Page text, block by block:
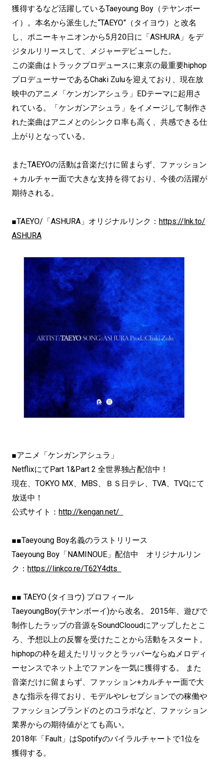
獲得するなど活躍しているTaeyoung Boy（テヤンボー
イ）。本名から派生した“TAEYO”（タイヨウ）と改名
し、ポニーキャニオンから5月20日に「ASHURA」をデ
ジタルリリースして、メジャーデビューした。
この楽曲はトラックプロデュースに東京の最重要hiphop
プロデューサーであるChaki Zuluを迎えており、現在放
映中のアニメ「ケンガンアシュラ」EDテーマに起用さ
れている。「ケンガンアシュラ」をイメージして制作さ
れた楽曲はアニメとのシンクロ率も高く、共感できる仕
上がりとなっている。
またTAEYOの活動は音楽だけに留まらず、ファッション
＋カルチャー面で大きな支持を得ており、今後の活躍が
期待される。
■TAEYO/「ASHURA」オリジナルリンク： https://lnk.to/
ASHURA
■アニメ「ケンガンアシュラ」
NetflixにてPart 1&Part 2 全世界独占配信中！
現在、TOKYO MX、MBS、ＢＳ日テレ、TVA、TVQにて
放送中！
公式サイト： http://kengan.net/
■■Taeyoung Boy名義のラストリリース
Taeyoung Boy「NAMINOUE」配信中 オリジナルリン
ク： https://linkco.re/T62Y4dts
■■ TAEYO (タイヨウ) プロフィール
TaeyoungBoy(テヤンボーイ)から改名。 2015年、遊びで
制作したラップの音源をSoundClooudにアップしたとこ
ろ、予想以上の反響を受けたことから活動をスタート。
hiphopの枠を超えたリリックとラッパーならぬメロディ
ーセンスでネット上でファンを一気に獲得する。 また
音楽だけに留まらず、ファッション+カルチャー面で大
きな指示を得ており、モデルやレセプションでの稼働や
ファッションブランドのとのコラボなど、ファッション
業界からの期待値がとても高い。
2018年「Fault」はSpotifyのバイラルチャートで1位を
獲得する。